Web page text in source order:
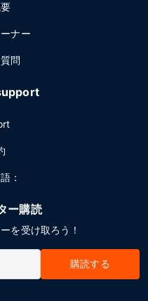
ナー
問
：
ー購読
を受け取ろう！
購読する